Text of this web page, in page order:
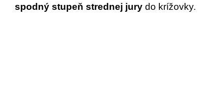
spodný stupeň strednej jury do krížovky.